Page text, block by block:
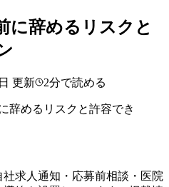
に辞めるリスクと
更新 2分で読める
社求人通知・応募前相談・医院